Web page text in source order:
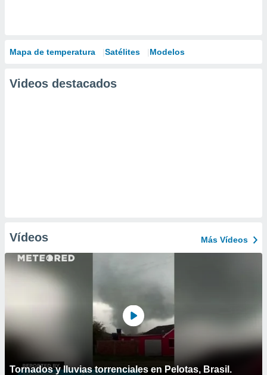
Mapa de temperatura Satélites Modelos
Videos destacados
Vídeos Más Vídeos
Tornados y lluvias torrenciales en Pelotas, Brasil.